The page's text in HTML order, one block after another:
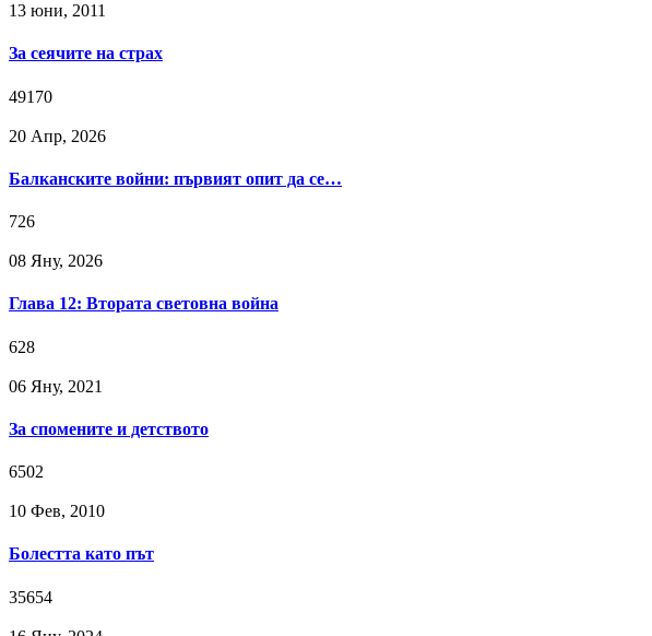
13 юни, 2011
За сеячите на страх
49170
20 Апр, 2026
Балканските войни: първият опит да се…
726
08 Яну, 2026
Глава 12: Втората световна война
628
06 Яну, 2021
За спомените и детството
6502
10 Фев, 2010
Болестта като път
35654